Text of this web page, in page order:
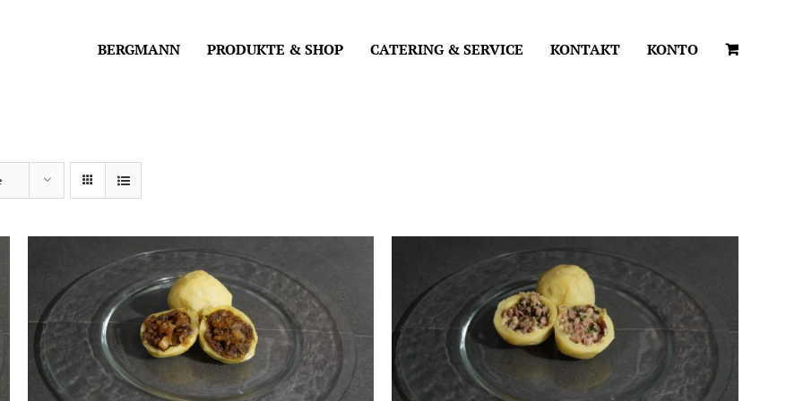
BERGMANN PRODUKTE & SHOP CATERING & SERVICE KONTAKT KONTO
IN DEN WARENKORB / DETAILS IN DEN WARENKORB / DETAILS